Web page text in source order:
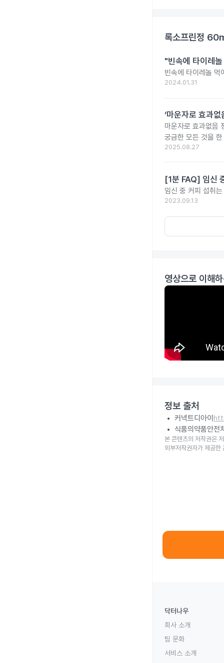
록소프린정
"빈속에 타이레
빈속에 타이레놀 먹
2024.01.31
‘마운자로 효과
마운자로 효과없음
궁금한 모든 것을
2025.08.27
[1분 FAQ] 임신
임신 중 커피 섭취
2023.09.13
영상으로 이해
정보 출처
커넥트디아이
식품의약품안전
본 콘텐츠의 저작권은
외부저작권자가 제공한
닥터나우
회사 소개
팀 문화
서비스 소개